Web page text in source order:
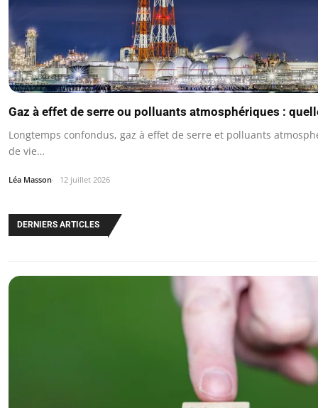
Gaz à effet de serre ou polluants atmosphériques :
Longtemps confondus, gaz à effet de serre et polluants
de vie…
Léa Masson 12 juillet 2026
DERNIERS ARTICLES